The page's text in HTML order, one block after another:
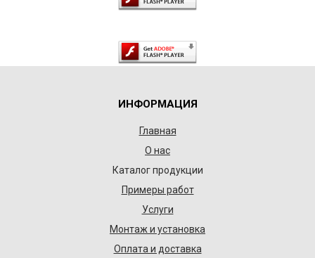
ИНФОРМАЦИЯ
Главная
О нас
Каталог продукции
Примеры работ
Услуги
Монтаж и установка
Оплата и доставка